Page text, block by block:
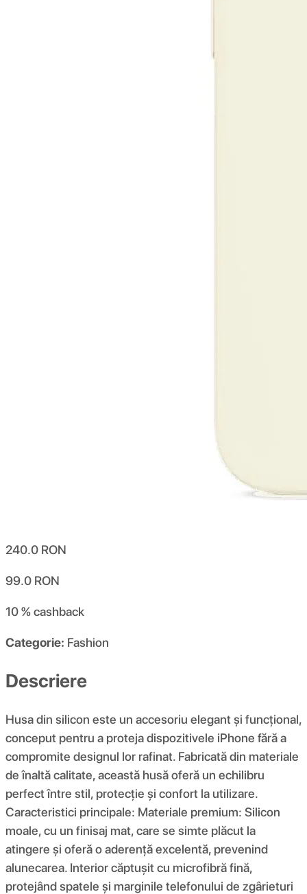
240.0 RON
99.0 RON
10 %cashback
Categorie: Fashion
Descriere
Husa din silicon este un accesoriu elegant și funcțional,
conceput pentru a proteja dispozitivele iPhone fără a
compromite designul lor rafinat. Fabricată din materiale
de înaltă calitate, această husă oferă un echilibru
perfect între stil, protecție și confort la utilizare.
Caracteristici principale: Materiale premium: Silicon
moale, cu un finisaj mat, care se simte plăcut la
atingere și oferă o aderență excelentă, prevenind
alunecarea. Interior căptușit cu microfibră fină,
protejând spatele și marginile telefonului de zgârieturi